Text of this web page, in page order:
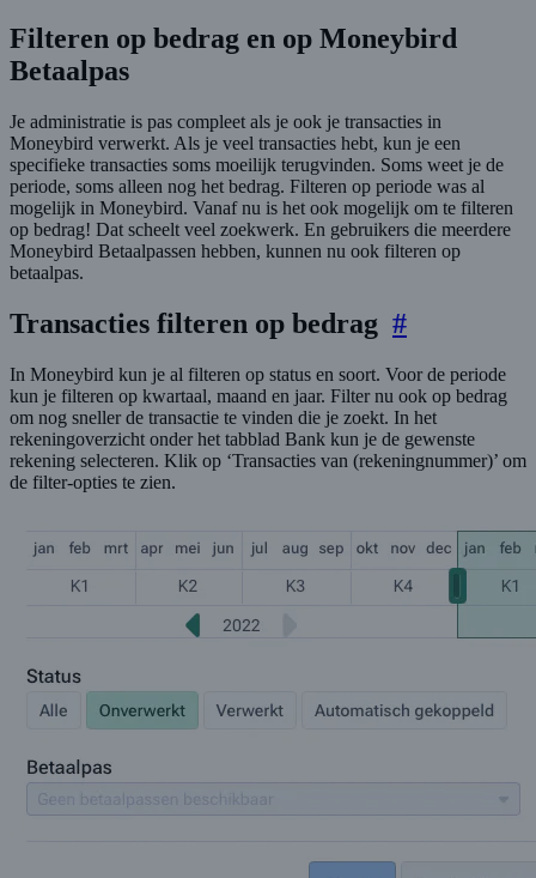
Filteren op bedrag en op Moneybird
Betaalpas
Je administratie is pas compleet als je ook je transacties in
Moneybird verwerkt. Als je veel transacties hebt, kun je een
specifieke transacties soms moeilijk terugvinden. Soms weet je de
periode, soms alleen nog het bedrag. Filteren op periode was al
mogelijk in Moneybird. Vanaf nu is het ook mogelijk om te filteren
op bedrag! Dat scheelt veel zoekwerk. En gebruikers die meerdere
Moneybird Betaalpassen hebben, kunnen nu ook filteren op
betaalpas.
Transacties filteren op bedrag #
In Moneybird kun je al filteren op status en soort. Voor de periode
kun je filteren op kwartaal, maand en jaar. Filter nu ook op bedrag
om nog sneller de transactie te vinden die je zoekt. In het
rekeningoverzicht onder het tabblad Bank kun je de gewenste
rekening selecteren. Klik op ‘Transacties van (rekeningnummer)’ om
de filter-opties te zien.